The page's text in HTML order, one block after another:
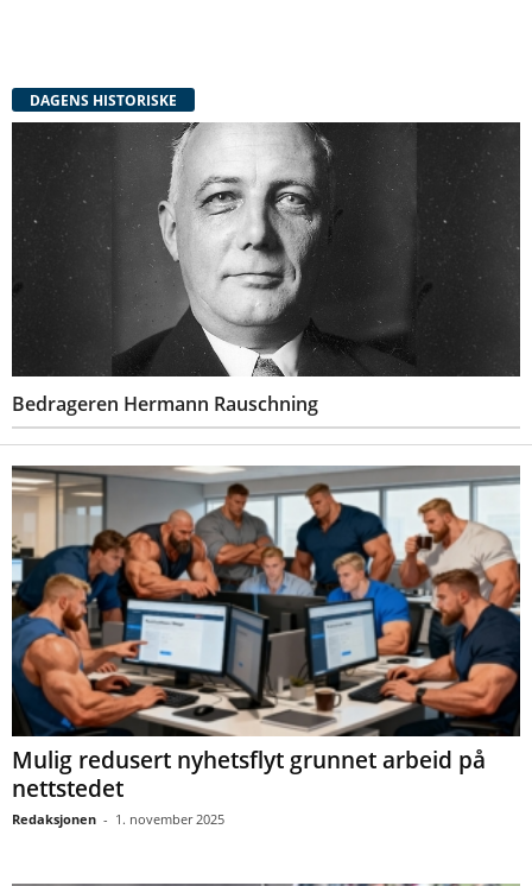
DAGENS HISTORISKE
Bedrageren Hermann Rauschning
Mulig redusert nyhetsflyt grunnet arbeid på
nettstedet
Redaksjonen - 1. november 2025